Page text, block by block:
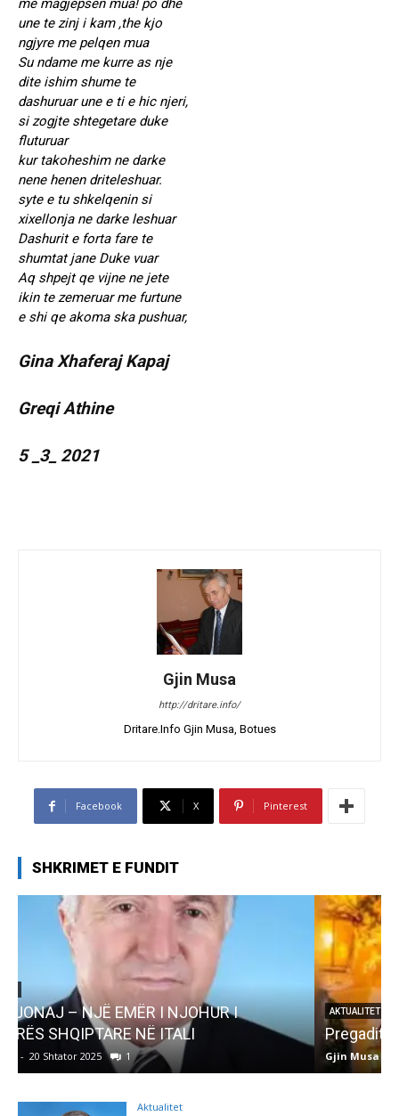
me magjepsen mua! po dhe
une te zinj i kam ,the kjo
ngjyre me pelqen mua
Su ndame me kurre as nje
dite ishim shume te
dashuruar une e ti e hic njeri,
si zogjte shtegetare duke
fluturuar
kur takoheshim ne darke
nene henen driteleshuar.
syte e tu shkelqenin si
xixellonja ne darke leshuar
Dashurit e forta fare te
shumtat jane Duke vuar
Aq shpejt qe vijne ne jete
ikin te zemeruar me furtune
e shi qe akoma ska pushuar,
Gina Xhaferaj Kapaj
Greqi Athine
5 _3_ 2021
Gjin Musa
http://dritare.info/
Dritare.Info Gjin Musa, Botues
Facebook X Pinterest
SHKRIMET E FUNDIT
AKTUALITET
Pregaditi Gjin Musa-Rome- Shtator 2025
Gjin Musa - 8 Shtator 2025
Aktualitet